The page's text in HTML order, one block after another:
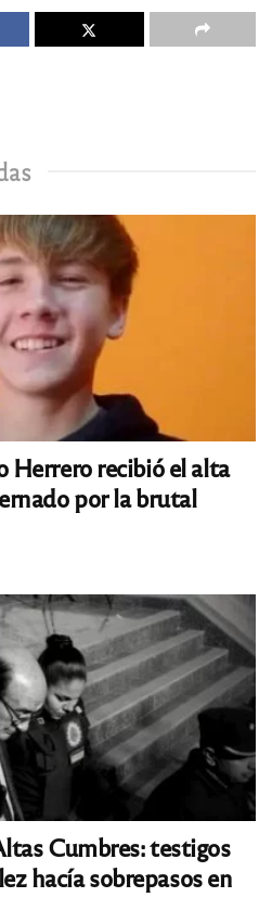
Herrero recibió el alta
por la brutal
Cumbres: testigos
hacía sobrepasos en